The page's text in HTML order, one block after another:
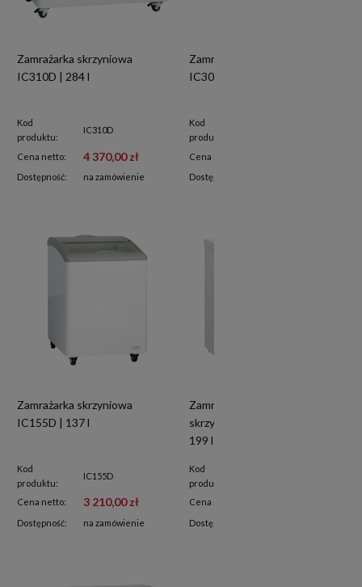
Zamrażarka skrzyniowa
IC310D | 284 l
Kod
produktu:
IC310D
Cena netto: 4 370,00 zł
Dostępność: na zamówienie
Zamrażarka skrzyniowa
IC306D | 255 l
Kod
produktu:
Cena netto:
Dostępność:
Zamrażarka skrzyniowa
IC155D | 137 l
Kod
produktu:
IC155D
Cena netto: 3 210,00 zł
Dostępność: na zamówienie
Zamrażarka chłodziarka
skrzyniowa | od 5°C do -24°C |
199 l | CF200WD
Kod
produktu:
Cena netto:
Dostępność: